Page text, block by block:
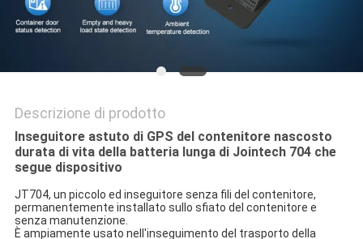
Descrizione di prodotto
Inseguitore astuto di GPS del contenitore nascosto
durata di vita della batteria lunga di Jointech 704 che
segue dispositivo
JT704, un piccolo ed inseguitore senza fili del contenitore,
permanentemente installato sullo sfiato del contenitore e
senza manutenzione.
È ampiamente usato nell'inseguimento del trasporto della